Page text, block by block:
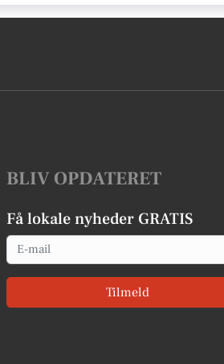
BLIV OPDATERET
Få lokale nyheder GRATIS
Email
Tilmeld